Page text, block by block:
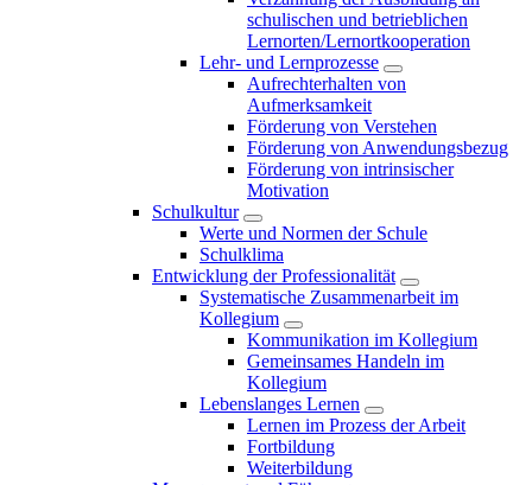
schulischen und betrieblichen
Lernorten/Lernortkooperation
Lehr- und Lernprozesse
Aufrechterhalten von
Aufmerksamkeit
Förderung von Verstehen
Förderung von Anwendungsbezug
Förderung von intrinsischer
Motivation
Schulkultur
Werte und Normen der Schule
Schulklima
Entwicklung der Professionalität
Systematische Zusammenarbeit im
Kollegium
Kommunikation im Kollegium
Gemeinsames Handeln im
Kollegium
Lebenslanges Lernen
Lernen im Prozess der Arbeit
Fortbildung
Weiterbildung